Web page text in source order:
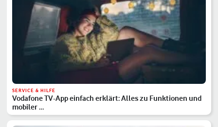
SERVICE & HILFE
Vodafone TV-App einfach erklärt: Alles zu Funktionen und
mobiler …